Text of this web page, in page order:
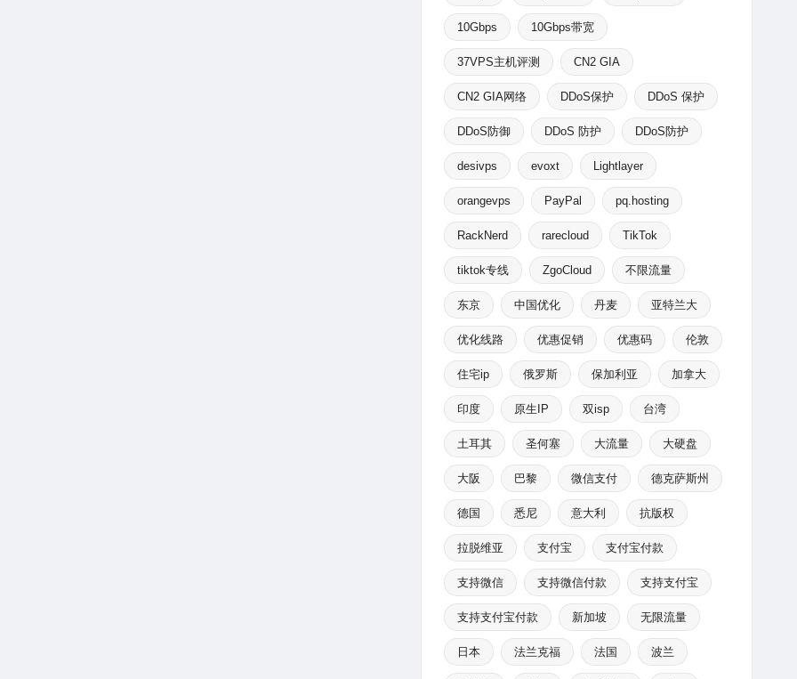
10Gbps 10Gbps带宽
37VPS主机评测 CN2 GIA
CN2 GIA网络 DDoS保护 DDoS 保护
DDoS防御 DDoS 防护 DDoS防护
desivps evoxt Lightlayer
orangevps PayPal pq.hosting
RackNerd rarecloud TikTok
tiktok专线 ZgoCloud 不限流量
东京 中国优化 丹麦 亚特兰大
优化线路 优惠促销 优惠码 伦敦
住宅ip 俄罗斯 保加利亚 加拿大
印度 原生IP 双isp 台湾
土耳其 圣何塞 大流量 大硬盘
大阪 巴黎 微信支付 德克萨斯州
德国 悉尼 意大利 抗版权
拉脱维亚 支付宝 支付宝付款
支持微信 支持微信付款 支持支付宝
支持支付宝付款 新加坡 无限流量
日本 法兰克福 法国 波兰